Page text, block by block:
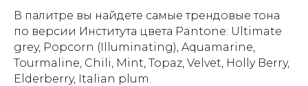
В палитре вы найдете самые трендовые тона
по версии Института цвета Pantone: Ultimate
grey, Popcorn (Illuminating), Aquamarine,
Tourmaline, Chili, Mint, Topaz, Velvet, Holly Berry,
Elderberry, Italian plum.